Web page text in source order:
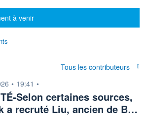
132
CLÔTURE VEILLE
137,630
à venir
Tous les contributeurs
• 19:41 •
Selon certaines sources,
a recruté Liu, ancien de B…